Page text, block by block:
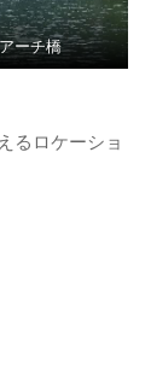
ーチ橋
るロケーショ